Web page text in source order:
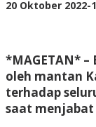
20 Oktober 2022-
*MAGETAN*
oleh mantan
terhadap
saat menjabat